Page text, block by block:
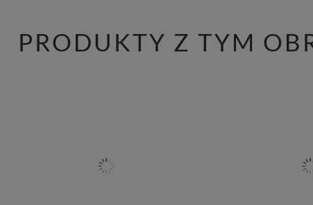
PRODUKTY Z TYM